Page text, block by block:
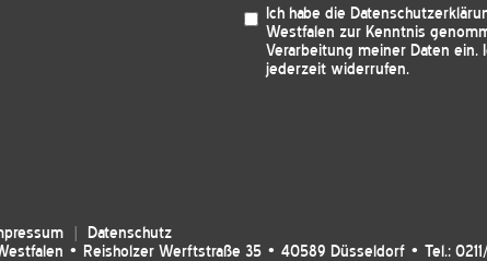
Ich habe die
Westfalen zur Kenntnis
Verarbeitung meiner Daten ein.
jederzeit widerrufen.
Datenschutz
• Reisholzer Werftstraße 35 • 40589 Düsseldorf • Tel.: